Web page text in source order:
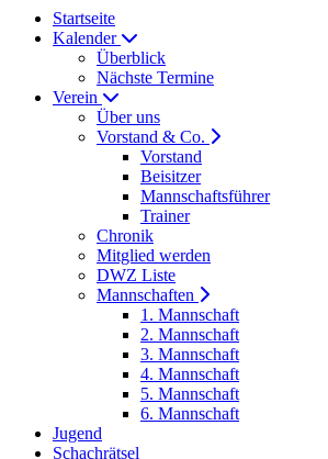
Startseite
Kalender
Überblick
Nächste Termine
Verein
Über uns
Vorstand & Co.
Vorstand
Beisitzer
Mannschaftsführer
Trainer
Chronik
Mitglied werden
DWZ Liste
Mannschaften
1. Mannschaft
2. Mannschaft
3. Mannschaft
4. Mannschaft
5. Mannschaft
6. Mannschaft
Jugend
Schachrätsel